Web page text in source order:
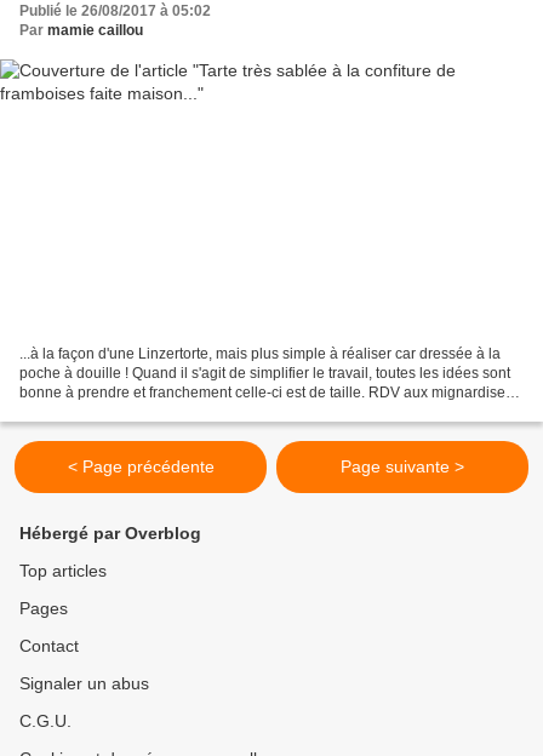
Publié le 26/08/2017 à 05:02
Par mamie caillou
...à la façon d'une Linzertorte, mais plus simple à réaliser car dressée à la
poche à douille ! Quand il s'agit de simplifier le travail, toutes les idées sont
bonne à prendre et franchement celle-ci est de taille. RDV aux mignardises
< Page précédente Page suivante >
Hébergé par Overblog
Top articles
Pages
Contact
Signaler un abus
C.G.U.